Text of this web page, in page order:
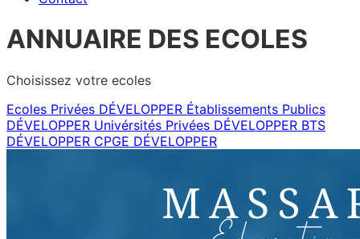
ANNUAIRE DES ECOLES
Choisissez votre ecoles
Ecoles Privées DÉVELOPPER Établissements Publics
DÉVELOPPER Univérsités Privées DÉVELOPPER BTS
DÉVELOPPER CPGE DÉVELOPPER